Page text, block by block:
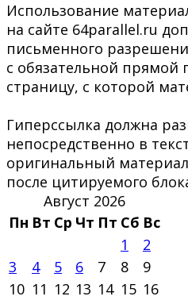
Использование
на сайте 64parallel.ru
письменного
с обязательной прямой
страницу, с которой
Гиперссылка должна
непосредственно в
оригинальный
после цитируемого
Август 2026
Пн Вт Ср Чт Пт Сб Вс
1
2
3
4 5 6 7 8
9
10 11 12 13 14 15 16